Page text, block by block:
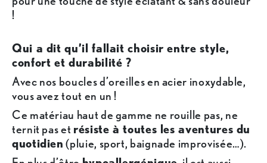
!
Qui a dit qu’il fallait choisir entre style,
confort et durabilité ?
Avec nos boucles d’oreilles en acier inoxydable,
vous avez tout en un !
Ce matériau haut de gamme ne rouille pas, ne
ternit pas et résiste à toutes les aventures du
quotidien (pluie, sport, baignade improvisée…).